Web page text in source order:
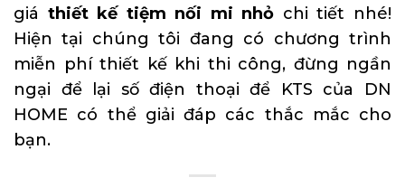
giá thiết kế tiệm nối mi nhỏ chi tiết nhé!
Hiện tại chúng tôi đang có chương trình
miễn phí thiết kế khi thi công, đừng ngần
ngại để lại số điện thoại để KTS của DN
HOME có thể giải đáp các thắc mắc cho
bạn.